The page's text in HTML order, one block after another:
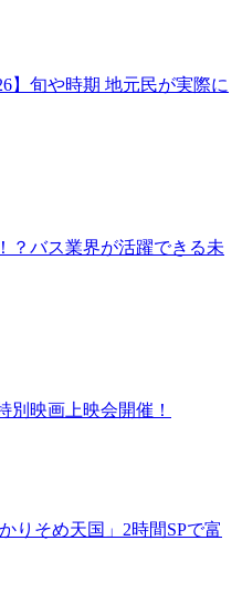
】旬や時期 地元民が実際に
？バス業界が活躍できる未
別映画上映会開催！
りそめ天国」2時間SPで富